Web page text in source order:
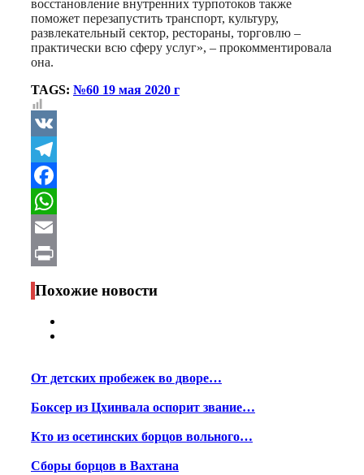
восстановление внутренних турпотоков также
поможет перезапустить транспорт, культуру,
развлекательный сектор, рестораны, торговлю –
практически всю сферу услуг», – прокомментировала
она.
TAGS: №60 19 мая 2020 г
VK
Telegram
Facebook
WhatsApp
Email
Print
Похожие новости
От детских пробежек во дворе…
Боксер из Цхинвала оспорит звание…
Кто из осетинских борцов вольного…
Сборы борцов в Вахтана